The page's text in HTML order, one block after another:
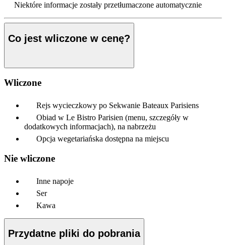
Niektóre informacje zostały przetłumaczone automatycznie
Co jest wliczone w cenę?
Wliczone
Rejs wycieczkowy po Sekwanie Bateaux Parisiens
Obiad w Le Bistro Parisien (menu, szczegóły w
dodatkowych informacjach), na nabrzeżu
Opcja wegetariańska dostępna na miejscu
Nie wliczone
Inne napoje
Ser
Kawa
Przydatne pliki do pobrania